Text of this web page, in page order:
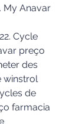
My Anavar
Cycle
preço
des
winstrol
de
farmacia